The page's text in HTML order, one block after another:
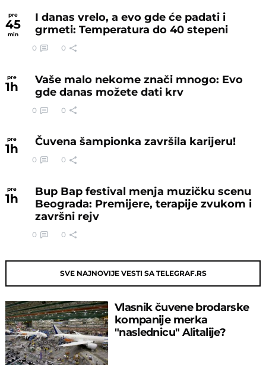
pre
45
min
I danas vrelo, a evo gde će padati i
grmeti: Temperatura do 40 stepeni
0 0
pre
1h
Vaše malo nekome znači mnogo: Evo
gde danas možete dati krv
0 0
pre
1h
Čuvena šampionka završila karijeru!
0 0
pre
1h
Bup Bap festival menja muzičku scenu
Beograda: Premijere, terapije zvukom i
završni rejv
0 0
SVE NAJNOVIJE VESTI SA TELEGRAF.RS
Vlasnik čuvene brodarske
kompanije merka
"naslednicu" Alitalije?